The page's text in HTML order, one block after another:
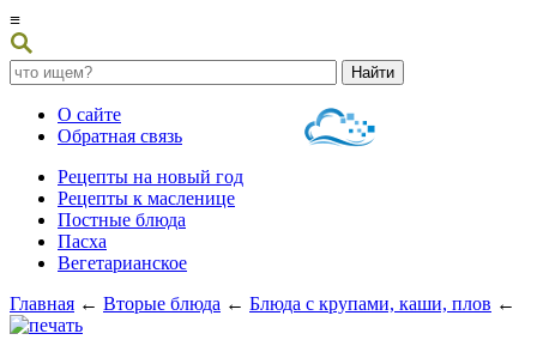
≡
О сайте
Обратная связь
Рецепты на новый год
Рецепты к масленице
Постные блюда
Пасха
Вегетарианское
Главная ← Вторые блюда ← Блюда с крупами, каши, плов ←